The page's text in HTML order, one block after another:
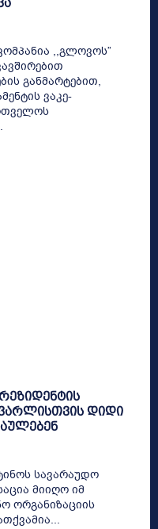
,,გლოვოს”
განმარტებით,
ვაკე-
დიდი
სავარაუდო
მიიღო იმ
ორგანიზაციის